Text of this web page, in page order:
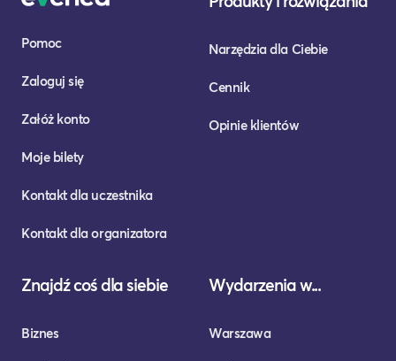
Pomoc
Zaloguj się
Załóż konto
Moje bilety
Kontakt dla uczestnika
Kontakt dla organizatora
Narzędzia dla Ciebie
Cennik
Opinie klientów
Znajdź coś dla siebie
Biznes
Wydarzenia w...
Warszawa